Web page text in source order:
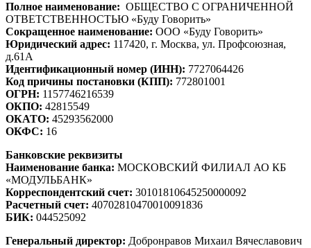
Полное наименование: ОБЩЕСТВО С ОГРАНИЧЕННОЙ
ОТВЕТСТВЕННОСТЬЮ «Буду Говорить»
Сокращенное наименование: ООО «Буду Говорить»
Юридический адрес: 117420, г. Москва, ул. Профсоюзная,
д.61А
Идентификационный номер (ИНН): 7727064426
Код причины постановки (КПП): 772801001
ОГРН: 1157746216539
ОКПО: 42815549
ОКАТО: 45293562000
ОКФС: 16
Банковские реквизиты
Наименование банка: МОСКОВСКИЙ ФИЛИАЛ АО КБ
«МОДУЛЬБАНК»
Корреспондентский счет: 30101810645250000092
Расчетный счет: 40702810470010091836
БИК: 044525092
Генеральный директор: Добронравов Михаил Вячеславович